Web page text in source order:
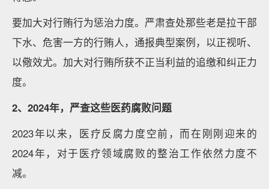
要加大对行贿行为惩治力度。严肃查处那些老是拉干部
下水、危害一方的行贿人，通报典型案例，以正视听、
以儆效尤。加大对行贿所获不正当利益的追缴和纠正力
度。
2、2024年，严查这些医药腐败问题
2023年以来，医疗反腐力度空前，而在刚刚迎来的
2024年，对于医疗领域腐败的整治工作依然力度不
减。